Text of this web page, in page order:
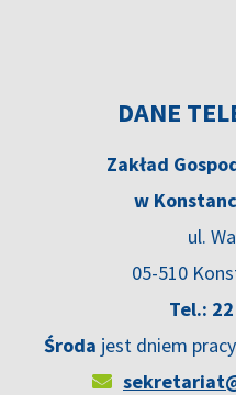
DANE
Zakład
w
ul.
05-510
Tel.:
Środa jest dniem